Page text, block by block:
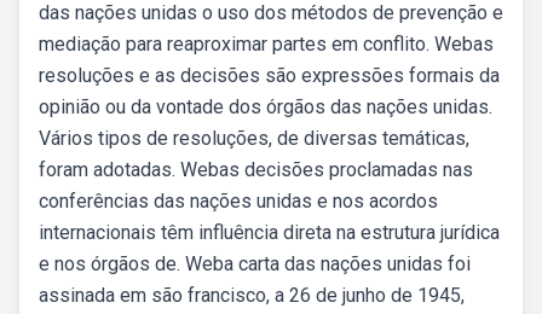
das nações unidas o uso dos métodos de prevenção e
mediação para reaproximar partes em conflito. Webas
resoluções e as decisões são expressões formais da
opinião ou da vontade dos órgãos das nações unidas.
Vários tipos de resoluções, de diversas temáticas,
foram adotadas. Webas decisões proclamadas nas
conferências das nações unidas e nos acordos
internacionais têm influência direta na estrutura jurídica
e nos órgãos de. Weba carta das nações unidas foi
assinada em são francisco, a 26 de junho de 1945,